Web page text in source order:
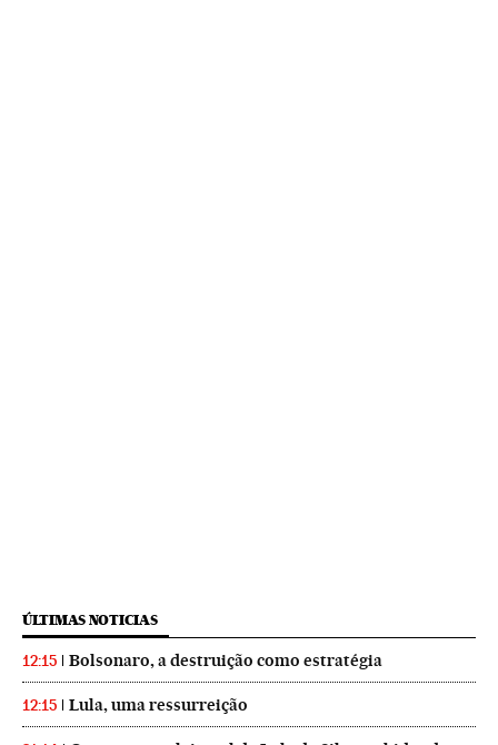
ÚLTIMAS NOTICIAS
12:15 Bolsonaro, a destruição como estratégia
12:15 Lula, uma ressurreição